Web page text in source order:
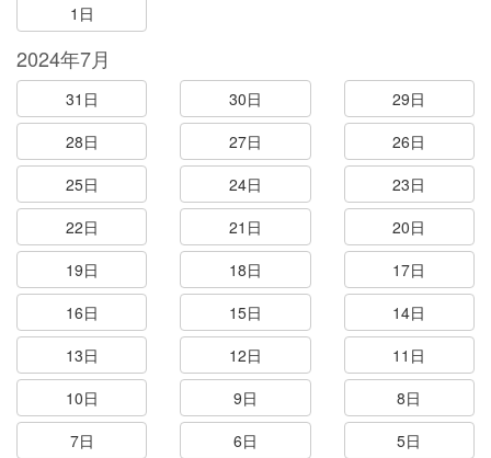
1日
2024年7月
31日 30日
29日
28日
27日
26日
25日
24日
23日
22日
21日
20日
19日
18日
17日
16日
15日
14日
13日
12日
11日
10日
9日
8日
7日
6日
5日